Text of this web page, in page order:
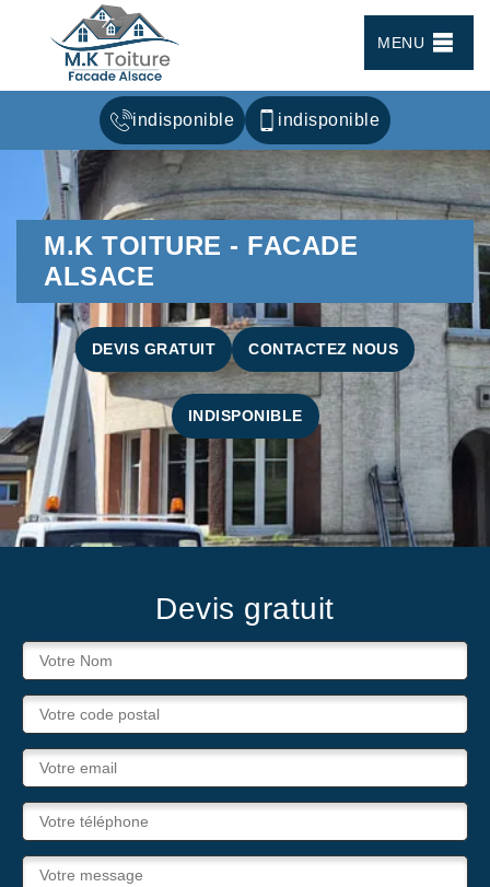
MENU
indisponible indisponible
M.K TOITURE - FACADE
ALSACE
DEVIS GRATUIT CONTACTEZ NOUS
INDISPONIBLE
Devis gratuit